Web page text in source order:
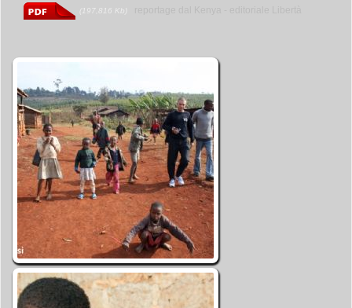
(197,816 Kb)